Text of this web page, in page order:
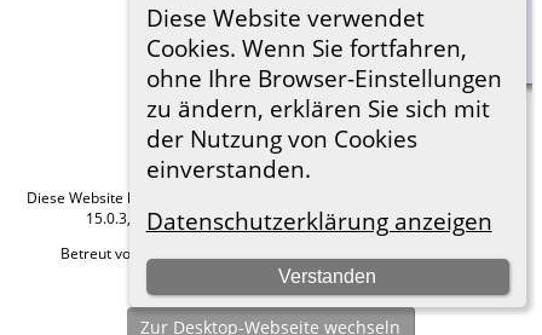
Diese Website verwendet
Cookies. Wenn Sie fortfahren,
ohne Ihre Browser-Einstellungen
zu ändern, erklären Sie sich mit
der Nutzung von Cookies
einverstanden.
Datenschutzerklärung anzeigen
Verstanden
Diese Website läuft mit
15.0.3, programmiert von Darrin Lythgoe © 2001-2026.
Betreut von
Hier geht es zum Impressum
Zur Desktop-Webseite wechseln